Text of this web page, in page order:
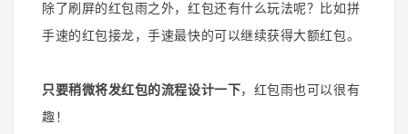
除了刷屏的红包雨之外，红包还有什么玩法呢？比如 拼
手速的红包接龙，手速最快的可以继续获得大额红包。
只要稍微将发红包的流程设计一下 ，红包雨也可以很有
趣！